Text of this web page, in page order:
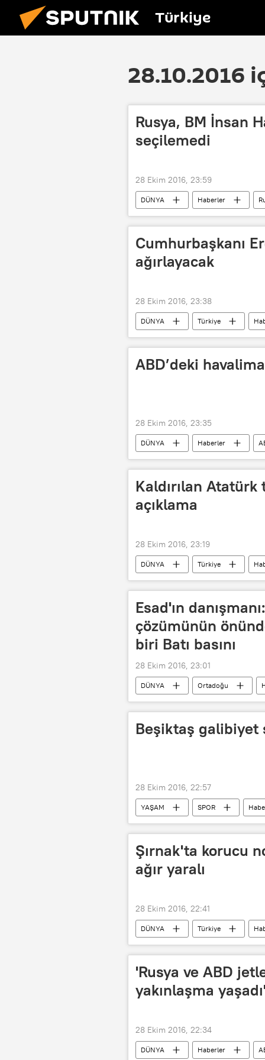
Türkiye
28.10.2016
Rusya, BM İnsan
seçilemedi
28 Ekim 2016, 23:59
DÜNYA Haberler
Vitaliy Çurkin
BMGK
Cumhurbaşkanı
ağırlayacak
28 Ekim 2016, 23:38
DÜNYA Türkiye
HDP
29 Ekim
ABD’deki
28 Ekim 2016, 23:35
DÜNYA Haberler
O’hare Uluslararası Havalimanı
Kaldırılan
açıklama
28 Ekim 2016, 23:19
DÜNYA Türkiye
Hüsamettin Cindoruk
TBMM
Esad'ın
çözümünün
biri Batı basını
28 Ekim 2016, 23:01
DÜNYA Ortadoğu
Al Jazeera
Rusya Bilimler
Beşiktaş
28 Ekim 2016, 22:57
YAŞAM SPOR
Şırnak'ta korucu
ağır yaralı
28 Ekim 2016, 22:41
DÜNYA Türkiye
'Rusya ve ABD
yakınlaşma
28 Ekim 2016, 22:34
DÜNYA Haberler